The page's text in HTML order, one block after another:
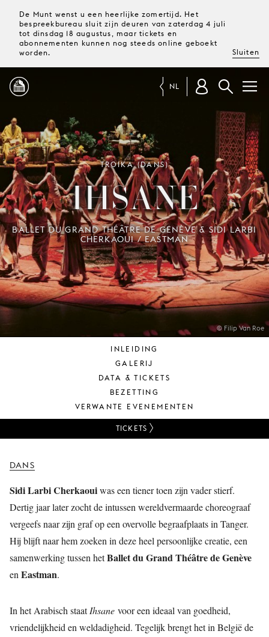
De Munt wenst u een heerlijke zomertijd. Het
bespreekbureau sluit zijn deuren van zaterdag 4 juli
tot dinsdag 18 augustus, maar tickets en
abonnementen kunnen nog steeds online geboekt
worden.
Sluiten
MAGAZINE
TICKETS &
ABONNEMENTEN
UW
BEZOEK
JONG
PUBLIEK
ONS
NL
© Filip Van Roe
TROIKA (DANS)
IHSANE
BALLET DU GRAND THÉÂTRE DE GENÈVE & SIDI LARBI
CHERKAOUI / EASTMAN
INLEIDING
GALERIJ
DATA & TICKETS
BEZETTING
VERWANTE EVENEMENTEN
TICKETS
DANS
Sidi Larbi Cherkaouiwas een tiener toen zijn vader stierf.
Dertig jaar later zocht de intussen wereldvermaarde choreograaf
vergeefs naar zijn graf op een overvolle begraafplaats in Tanger.
Hij blijft naar hem zoeken in deze heel persoonlijke creatie, een
samenwerking tussen hetBallet du Grand Théâtre de Genève
en Eastman.
In het Arabisch staatIhsane voor een ideaal van goedheid,
vriendelijkheid en weldadigheid. Tegelijk brengt het in België de